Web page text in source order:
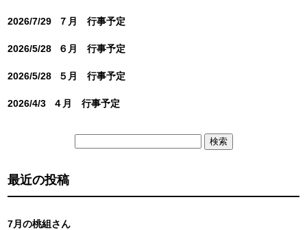
2026/7/29 ７月 行事予定
2026/5/28 ６月 行事予定
2026/5/28 ５月 行事予定
2026/4/3 ４月 行事予定
最近の投稿
7月の桃組さん